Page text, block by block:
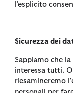
l'esplicito
Sicurezza dei
Sappiamo che
interessa tutti.
riesamineremo